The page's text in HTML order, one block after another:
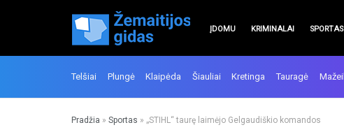
ĮDOMU KRIMINALAI SPORTAS
Telšiai Plungė Klaipėda Šiauliai Kretinga Tauragė
Pradžia » Sportas » „STIHL“ taurę laimėjo Gelgaudiškio komandos